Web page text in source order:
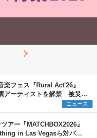
楽フェス『Rural Act'26』
アーティストを解禁 被災地
も発表
ニュース
アー『MATCHBOX2026』
in Las Vegasら対バン